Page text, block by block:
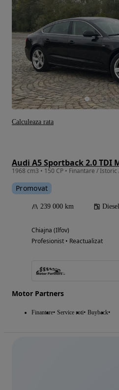
Audi A5 Sportback 2.0 TDI
Promovat
239 000 km Diesel
Chiajna (Ilfov)
Profesionist • Reactualizat
Motor Partners
Finantare Service roti Buyback
Calculeaza rata